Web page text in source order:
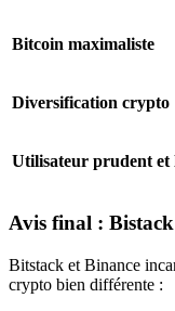
Bitcoin maximaliste
Diversification crypto
Utilisateur prudent et
Avis final :
Bitstack et Binance
crypto bien différente :